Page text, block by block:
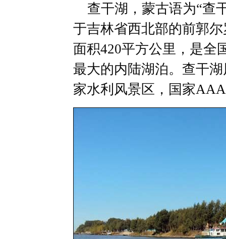
查干湖，蒙古语为“查
于吉林省西北部的前郭
面积420平方公里，是全
最大的内陆湖泊。查干
家水利风景区，国家